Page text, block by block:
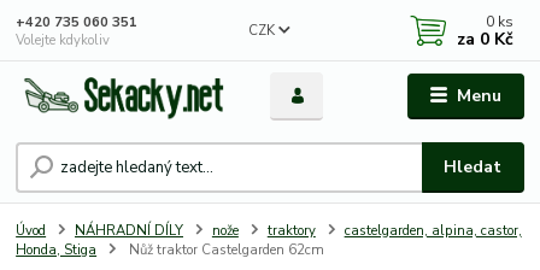
Menu
CZK
Hledat
+420 735 060 351
Volejte kdykoliv
0 ks
za 0 Kč
Úvod NÁHRADNÍ DÍLY nože traktory
castelgarden, alpina, castor,
Honda, Stiga
Nůž traktor Castelgarden 62cm